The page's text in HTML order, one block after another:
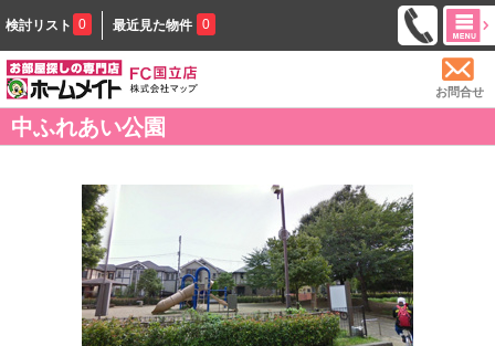
検討リスト 0 最近見た物件 0
お問合せ
中ふれあい公園